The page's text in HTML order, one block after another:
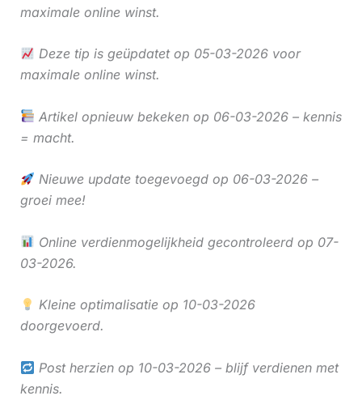
maximale online winst.
Deze tip is geüpdatet op 05-03-2026 voor
maximale online winst.
Artikel opnieuw bekeken op 06-03-2026 – kennis
= macht.
Nieuwe update toegevoegd op 06-03-2026 –
groei mee!
Online verdienmogelijkheid gecontroleerd op 07-
03-2026.
Kleine optimalisatie op 10-03-2026
doorgevoerd.
Post herzien op 10-03-2026 – blijf verdienen met
kennis.